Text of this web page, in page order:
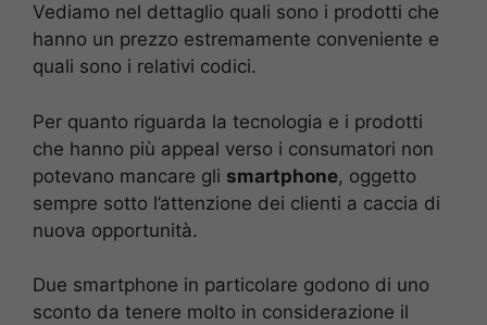
Vediamo nel dettaglio quali sono i prodotti che
hanno un prezzo estremamente conveniente e
quali sono i relativi codici.
Per quanto riguarda la tecnologia e i prodotti
che hanno più appeal verso i consumatori non
potevano mancare gli smartphone, oggetto
sempre sotto l’attenzione dei clienti a caccia di
nuova opportunità.
Due smartphone in particolare godono di uno
sconto da tenere molto in considerazione il